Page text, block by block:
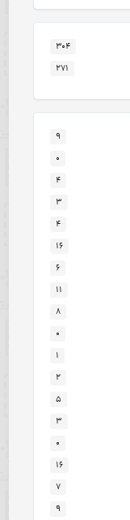
۳۰۴
۲۷۱
۹
۰
۴
۳
۴
۱۶
۶
۱۱
۸
۰
۱
۲
۵
۳
۰
۱۶
۷
۹